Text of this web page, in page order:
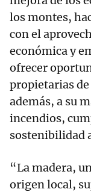
los montes,
con el
económica y
ofrecer
propietarias
además, a su
incendios,
sostenibilidad
“La madera,
origen local,